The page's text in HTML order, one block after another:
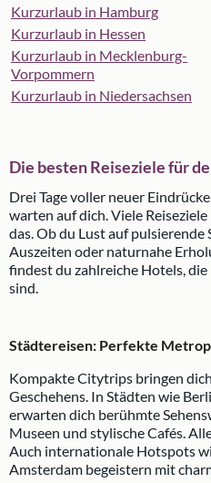
Kurzurlaub in Hamburg
Kurzurlaub in Hessen
Kurzurlaub in Mecklenburg-
Vorpommern
Kurzurlaub in Niedersachsen
Die besten Reiseziele für
Drei Tage voller neuer
warten auf dich. Viele
das. Ob du Lust auf
Auszeiten oder naturnahe
findest du zahlreiche Hotels,
sind.
Städtereisen: Perfekte
Kompakte Citytrips bringen
Geschehens. In Städten wie
erwarten dich berühmte
Museen und stylische Cafés.
Auch internationale Hotspots
Amsterdam begeistern mit